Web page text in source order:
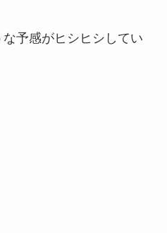
予感がヒシヒシしてい